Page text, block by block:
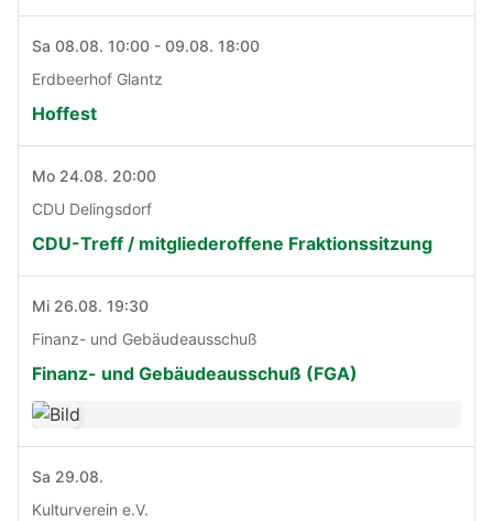
Sa 08.08. 10:00 - 09.08. 18:00
Erdbeerhof Glantz
Hoffest
Mo 24.08. 20:00
CDU Delingsdorf
CDU-Treff / mitgliederoffene Fraktionssitzung
Mi 26.08. 19:30
Finanz- und Gebäudeausschuß
Finanz- und Gebäudeausschuß (FGA)
Sa 29.08.
Kulturverein e.V.